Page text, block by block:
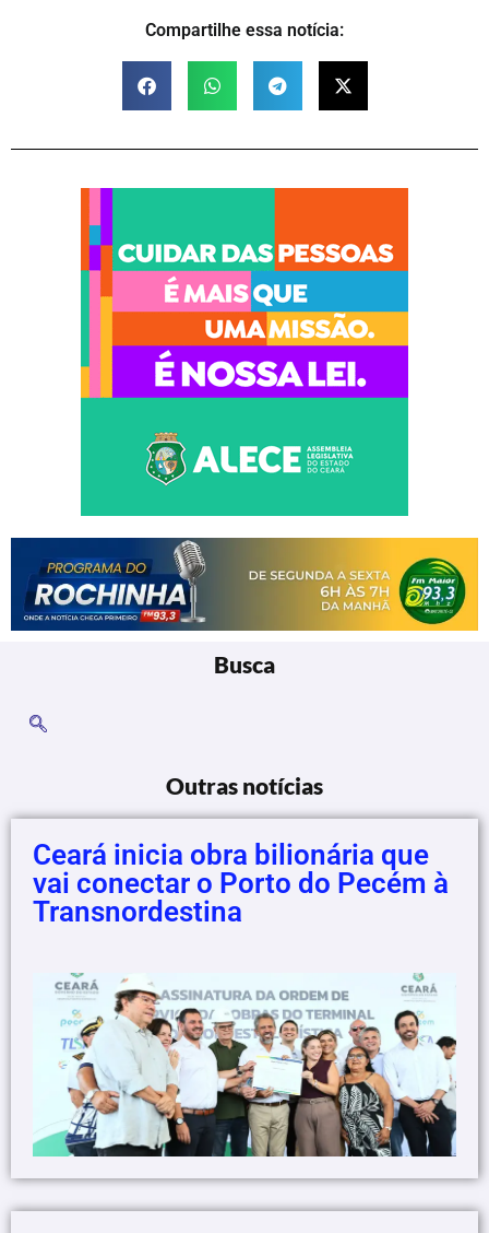
Compartilhe essa notícia:
Busca
Outras notícias
Ceará inicia obra bilionária que
vai conectar o Porto do Pecém à
Transnordestina